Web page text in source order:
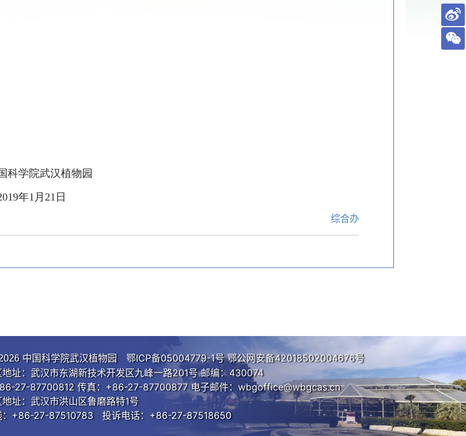
科学院武汉植物园
年1 月 21 日
综合办
中国科学院武汉植物园鄂ICP备05004779-1号鄂公网安备42018502004676号
地址：武汉市东湖新技术开发区九峰一路201号 邮编：430074
27-87700812 传真：+86-27-87700877 电子邮件：wbgoffice@wbgcas.cn
址：武汉市洪山区鲁磨路特1号
：+86-27-87510783 投诉电话：+86-27-87518650